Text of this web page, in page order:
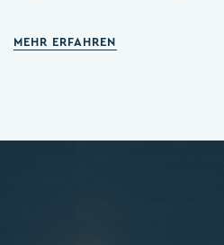
MEHR ERFAHREN